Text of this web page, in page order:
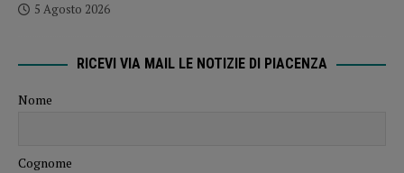
5 Agosto 2026
RICEVI VIA MAIL LE NOTIZIE DI PIACENZA
Nome
Cognome